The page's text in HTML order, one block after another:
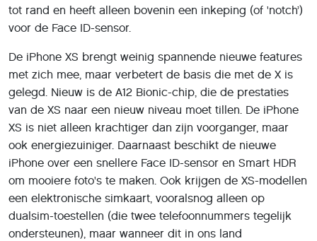
tot rand en heeft alleen bovenin een inkeping (of 'notch’)
voor de Face ID-sensor.
De iPhone XS brengt weinig spannende nieuwe features
met zich mee, maar verbetert de basis die met de X is
gelegd. Nieuw is de A12 Bionic-chip, die de prestaties
van de XS naar een nieuw niveau moet tillen. De iPhone
XS is niet alleen krachtiger dan zijn voorganger, maar
ook energiezuiniger. Daarnaast beschikt de nieuwe
iPhone over een snellere Face ID-sensor en Smart HDR
om mooiere foto's te maken. Ook krijgen de XS-modellen
een elektronische simkaart, vooralsnog alleen op
dualsim-toestellen (die twee telefoonnummers tegelijk
ondersteunen), maar wanneer dit in ons land